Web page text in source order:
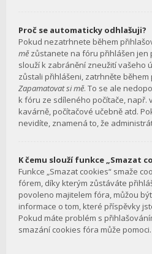
Proč se automaticky odhlašuji?
Pokud nezatrhnete během
mězůstanete na fóru přihlášen jen
slouží k zabránění zneužití vašeho
zůstali přihlášeni, zatrhněte
Zapamatovat si mě. To se ale
k fóru ze sdíleného počítače, např.
kavárně, počítačové učebně atd.
nevidíte, znamená to, že
K čemu slouží funkce „Smazat
Funkce „Smazat cookies“ smaže
fórem, díky kterým zůstáváte
povoleno majitelem fóra, můžou
informace o tom, které příspěvky
Pokud máte problém s
smazání cookies fóra může pomoci.